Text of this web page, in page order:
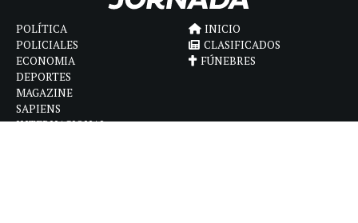
POLÍTICA
POLICIALES
ECONOMIA
DEPORTES
MAGAZINE
SAPIENS
INTERNACIONAL
INICIO
CLASIFICADOS
FÚNEBRES